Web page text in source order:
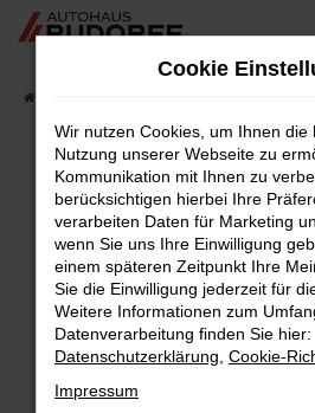
Zum
Fehler: Network
Beim Laden ist ein Fehler
Hier sind ein paar Tipps, die
Überprüfe deine Firewall
Internetverbindung.
Laden andere Webseiten,
Suchmaschine?
Cookie
Wir nutzen Cookies, um Ihnen die
Nutzung unserer Webseite zu
Kommunikation mit Ihnen zu
berücksichtigen hierbei Ihre
verarbeiten Daten für Marketing
wenn Sie uns Ihre Einwilligung
einem späteren Zeitpunkt Ihre
Sie die Einwilligung jederzeit für
Weitere Informationen zum
Datenverarbeitung finden Sie hier:
Datenschutzerklärung Cookie-
Impressum